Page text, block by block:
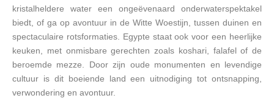
kristalheldere water een ongeëvenaard onderwaterspektakel
biedt, of ga op avontuur in de Witte Woestijn, tussen duinen en
spectaculaire rotsformaties. Egypte staat ook voor een heerlijke
keuken, met onmisbare gerechten zoals koshari, falafel of de
beroemde mezze. Door zijn oude monumenten en levendige
cultuur is dit boeiende land een uitnodiging tot ontsnapping,
verwondering en avontuur.